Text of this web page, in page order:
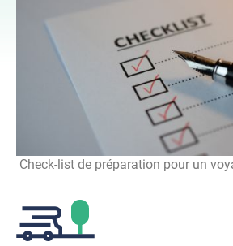
Check-list de préparation pour un